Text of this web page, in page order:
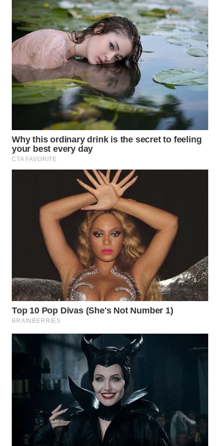
WN
DAIRI
WN
DANAU
TOBA
WN
WN
LANGKAT
TANJUNG
LESUNG
KARO
SIMALUNGUN
LABUHANBATU
TAPANULI
TENGAH
WN DELI
SERDANG